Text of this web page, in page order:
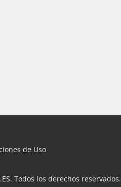
de Uso
Todos los derechos reservados.